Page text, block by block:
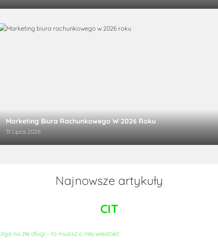
Marketing Biura Rachunkowego W 2026 Roku
31 Lipca 2026
Najnowsze artykuły
CIT